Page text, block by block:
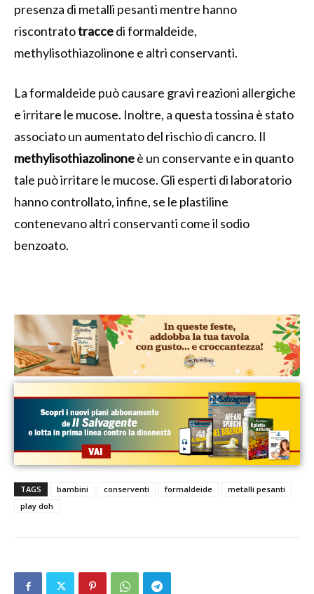
presenza di metalli pesanti mentre hanno
riscontratotraccedi formaldeide,
methylisothiazolinone e altri conservanti.
La formaldeide può causare gravi reazioni allergiche
e irritare le mucose. Inoltre, a questa tossina è stato
associato un aumentato del rischio di cancro. Il
methylisothiazolinoneè un conservante e in quanto
tale può irritare le mucose. Gli esperti di laboratorio
hanno controllato, infine, se le plastiline
contenevano altri conservanti come il sodio
benzoato.
TAGS bambini conserventi formaldeide
metalli pesanti
play doh